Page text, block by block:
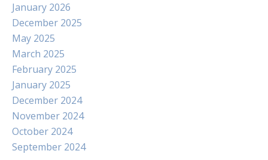
January 2026
December 2025
May 2025
March 2025
February 2025
January 2025
December 2024
November 2024
October 2024
September 2024